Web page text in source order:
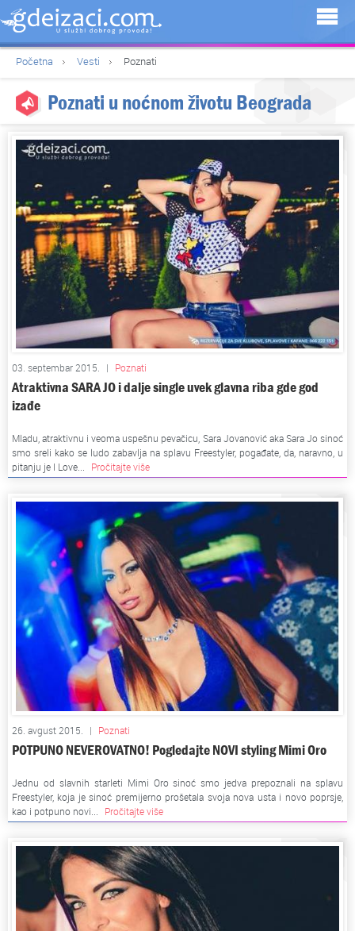
Početna Vesti Poznati
Poznati u noćnom životu Beograda
03. septembar 2015. | Poznati
Atraktivna SARA JO i dalje single uvek glavna riba gde god
izađe
Mladu, atraktivnu i veoma uspešnu pevačicu, Sara Jovanović aka Sara Jo sinoć
smo sreli kako se ludo zabavlja na splavu Freestyler, pogađate, da, naravno, u
pitanju je I Love...
Pročitajte više
26. avgust 2015. | Poznati
POTPUNO NEVEROVATNO! Pogledajte NOVI styling Mimi Oro
Jednu od slavnih starleti Mimi Oro sinoć smo jedva prepoznali na splavu
Freestyler, koja je sinoć premijerno prošetala svoja nova usta i novo poprsje,
kao i potpuno novi...
Pročitajte više